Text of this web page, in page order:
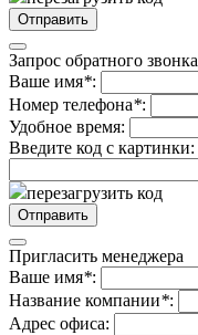
Запрос обратного звонка
Ваше имя*:
Номер телефона*:
Удобное время:
Введите код с картинки:
перезагрузить код
Пригласить менеджера
Ваше имя*:
Название компании*:
Адрес офиса: